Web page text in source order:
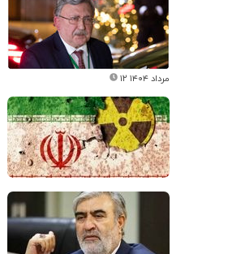
۱۲ مرداد ۱۴۰۴